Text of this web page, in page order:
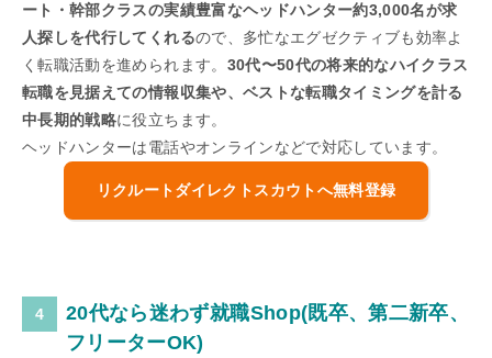
ート・幹部クラスの実績豊富なヘッドハンター約3,000名が求
人探しを代行してくれるので、多忙なエグゼクティブも効率よ
く転職活動を進められます。 30代〜50代の将来的なハイクラス
転職を見据えての情報収集や、ベストな転職タイミングを計る
中長期的戦略に役立ちます。
ヘッドハンターは電話やオンラインなどで対応しています。
リクルートダイレクトスカウトへ無料登録
20代なら迷わず就職Shop(既卒、第二新卒、
フリーターOK)